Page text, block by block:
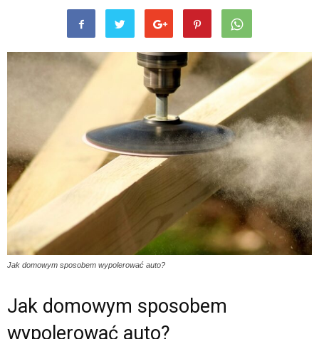
Jak domowym sposobem wypolerować auto?
Jak domowym sposobem
wypolerować auto?